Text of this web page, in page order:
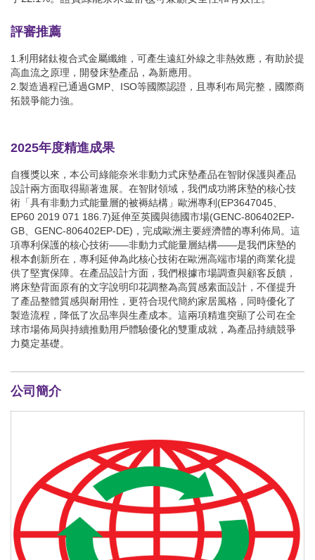
評審推薦
1.利用鍺鈦複合式金屬纖維，可產生遠紅外線之非熱效應，有助於提
高血流之原理，開發床墊產品，為新應用。
2.製造過程已通過GMP、ISO等國際認證，且專利布局完整，國際商
拓競爭能力強。
2025年度精進成果
自獲獎以來，本公司綠能奈米非動力式床墊產品在智財保護與產品
設計兩方面取得顯著進展。在智財領域，我們成功將床墊的核心技
術「具有非動力式能量層的被褥結構」歐洲專利(EP3647045、
EP60 2019 071 186.7)延伸至英國與德國市場(GENC-806402EP-
GB、GENC-806402EP-DE)，完成歐洲主要經濟體的專利佈局。這
項專利保護的核心技術——非動力式能量層結構——是我們床墊的
根本創新所在，專利延伸為此核心技術在歐洲高端市場的商業化提
供了堅實保障。在產品設計方面，我們根據市場調查與顧客反饋，
將床墊背面原有的文字說明印花調整為高質感素面設計，不僅提升
了產品整體質感與耐用性，更符合現代簡約家居風格，同時優化了
製造流程，降低了次品率與生產成本。這兩項精進突顯了公司在全
球市場佈局與持續推動用戶體驗優化的雙重成就，為產品持續競爭
力奠定基礎。
公司簡介